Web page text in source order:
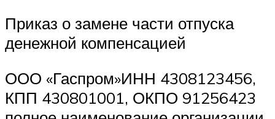
Приказ о замене части отпуска
денежной компенсацией
ООО «Гаспром»ИНН 4308123456,
КПП 430801001, ОКПО 91256423